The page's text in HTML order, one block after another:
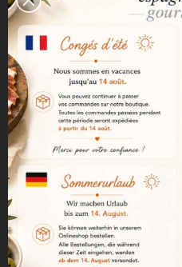
"Pimientos del cristal" 135 g
8,71 €